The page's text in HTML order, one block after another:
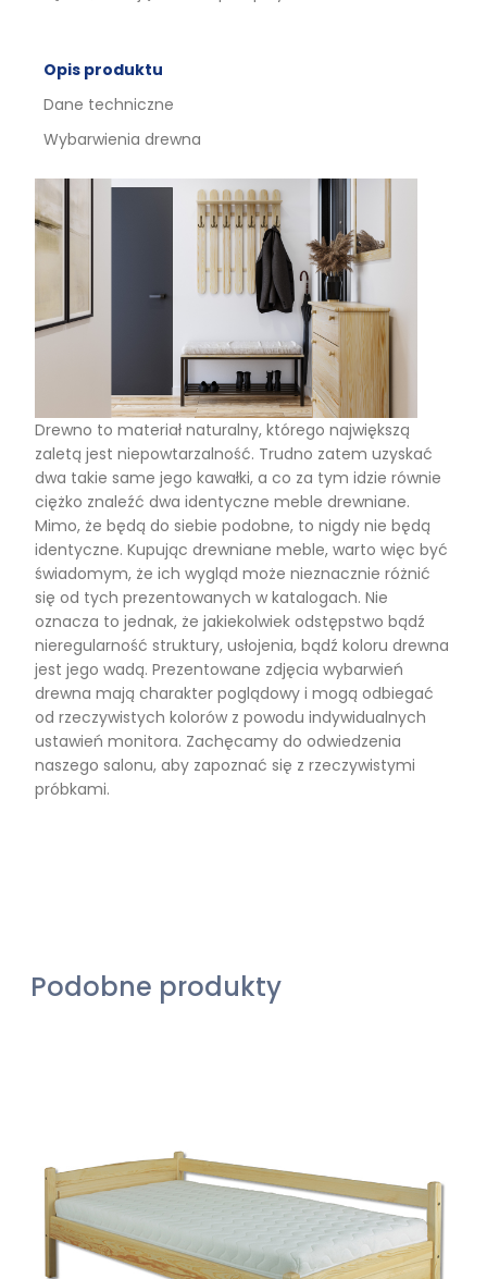
Opis produktu
Dane techniczne
Wybarwienia drewna
Drewno to materiał naturalny, którego największą
zaletą jest niepowtarzalność. Trudno zatem uzyskać
dwa takie same jego kawałki, a co za tym idzie równie
ciężko znaleźć dwa identyczne meble drewniane.
Mimo, że będą do siebie podobne, to nigdy nie będą
identyczne. Kupując drewniane meble, warto więc być
świadomym, że ich wygląd może nieznacznie różnić
się od tych prezentowanych w katalogach. Nie
oznacza to jednak, że jakiekolwiek odstępstwo bądź
nieregularność struktury, usłojenia, bądź koloru drewna
jest jego wadą. Prezentowane zdjęcia wybarwień
drewna mają charakter poglądowy i mogą odbiegać
od rzeczywistych kolorów z powodu indywidualnych
ustawień monitora. Zachęcamy do odwiedzenia
naszego salonu, aby zapoznać się z rzeczywistymi
próbkami.
Podobne produkty